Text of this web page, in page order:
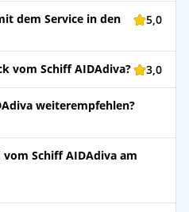
dem Service in den
5,0
vom Schiff AIDAdiva? 3,0
weiterempfehlen?
Schiff AIDAdiva am